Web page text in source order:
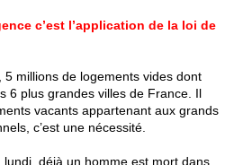
c’est l’application de la loi de
5 millions de logements vides dont
6 plus grandes villes de France. Il
vacants appartenant aux grands
c’est une nécessité.
déjà un homme est mort dans